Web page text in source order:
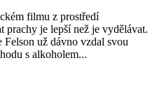
filmu z prostředí
prachy je lepší než je vydělávat.
už dávno vzdal svou
s alkoholem...